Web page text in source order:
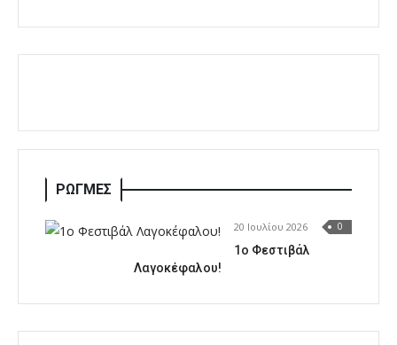
ΡΩΓΜΕΣ
20 Ιουλίου 2026 0
1o Φεστιβάλ
Λαγοκέφαλου!